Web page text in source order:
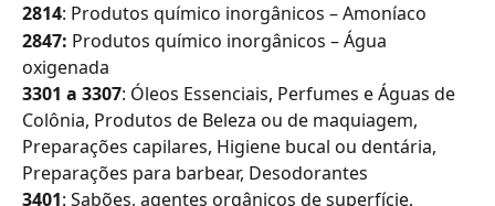
2814: Produtos químico inorgânicos – Amoníaco
2847: Produtos químico inorgânicos – Água
oxigenada
3301 a 3307: Óleos Essenciais, Perfumes e Águas de
Colônia, Produtos de Beleza ou de maquiagem,
Preparações capilares, Higiene bucal ou dentária,
Preparações para barbear, Desodorantes
3401: Sabões, agentes orgânicos de superfície,